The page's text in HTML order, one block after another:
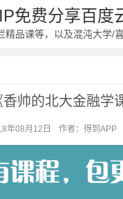
免费分享百度
品课等，以及混沌大学/
香帅的北大金融学
年08月12日 作者：得到APP